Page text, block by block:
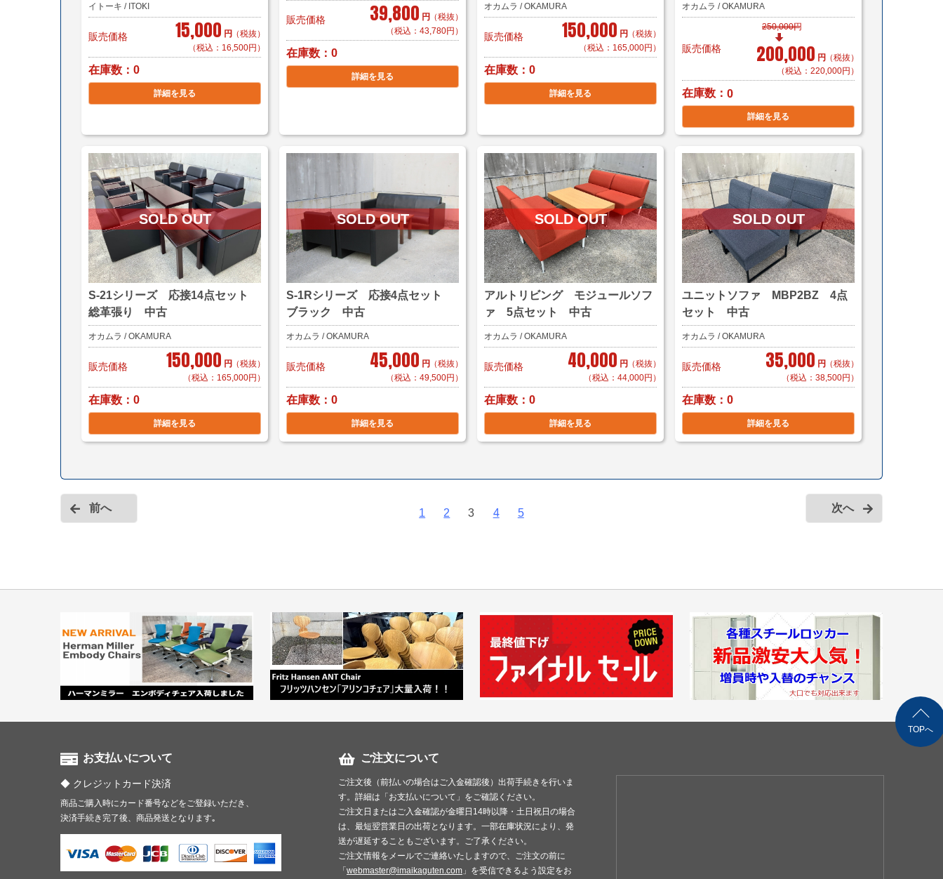
イトーキ / ITOKI
販売価格 15,000 円 （税抜）
（税込：16,500円）
在庫数 0
詳細を見る
販売価格 39,800 円 （税抜）
（税込：43,780円）
在庫数 0
詳細を見る
オカムラ / OKAMURA
販売価格 150,000 円 （税抜）
（税込：165,000円）
在庫数 0
詳細を見る
オカムラ / OKAMURA
販売価格
250,000円
200,000 円 （税抜）
（税込：220,000円）
在庫数 0
詳細を見る
S-21シリーズ 応接14点セット
総革張り 中古
オカムラ / OKAMURA
販売価格 150,000 円 （税抜）
（税込：165,000円）
在庫数 0
詳細を見る
S-1Rシリーズ 応接4点セット
ブラック 中古
オカムラ / OKAMURA
販売価格 45,000 円 （税抜）
（税込：49,500円）
在庫数 0
詳細を見る
アルトリビング モジュールソフ
ァ 5点セット 中古
オカムラ / OKAMURA
販売価格 40,000 円 （税抜）
（税込：44,000円）
在庫数 0
詳細を見る
ユニットソファ MBP2BZ 4点
セット 中古
オカムラ / OKAMURA
販売価格 35,000 円 （税抜）
（税込：38,500円）
在庫数 0
詳細を見る
前へ 1 2 3 4 5 次へ
お支払いについて
クレジットカード決済
商品ご購入時にカード番号などをご登録いただき、
決済手続き完了後、商品発送となります｡
ご注文について
ご注文後（前払いの場合はご入金確認後）出荷手続きを行いま
す。詳細は「お支払いについて」をご確認ください。
ご注文日またはご入金確認が金曜日14時以降・土日祝日の場合
は、最短翌営業日の出荷となります。一部在庫状況により、発
送が遅延することもございます。ご了承ください。
ご注文情報をメールでご連絡いたしますので、ご注文の前に
「webmaster@imaikaguten.com 」を受信できるよう設定をお
TOPへ